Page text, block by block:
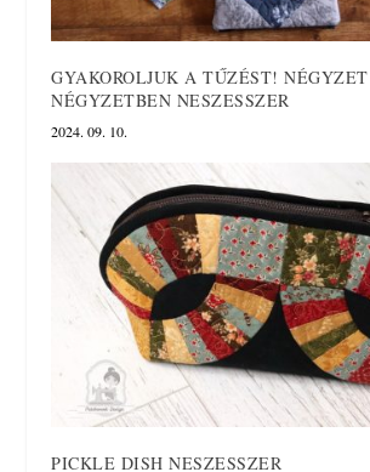
GYAKOROLJUK A TŰZÉST!
NÉGYZETBEN NESZESSZER
2024. 09. 10.
PICKLE DISH NESZESSZER